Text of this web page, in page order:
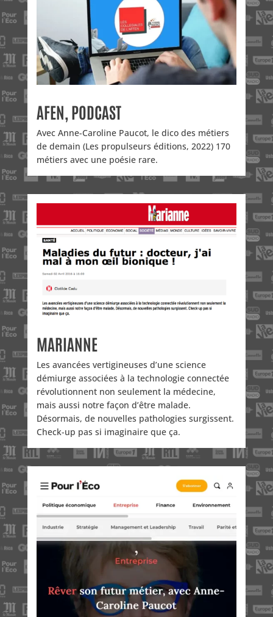
AFEN, PODCAST
Avec Anne-Caroline Paucot, le dico des métiers
de demain (Les propulseurs éditions, 2022) 170
métiers avec une poésie rare.
MARIANNE
Les avancées vertigineuses d’une science
démiurge associées à la technologie connectée
révolutionnent non seulement la médecine,
mais aussi notre façon d’être malade.
Désormais, de nouvelles pathologies surgissent.
Check-up pas si imaginaire que ça.